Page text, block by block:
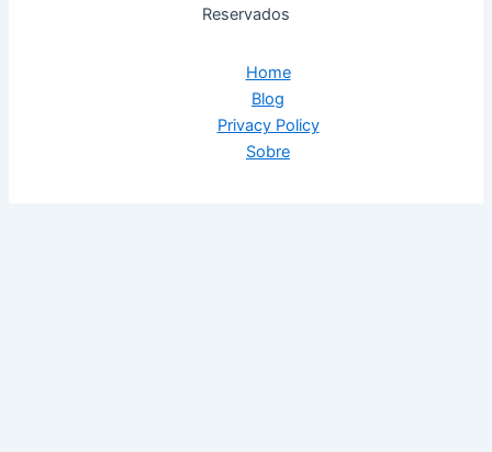
Reservados
Home
Blog
Privacy Policy
Sobre